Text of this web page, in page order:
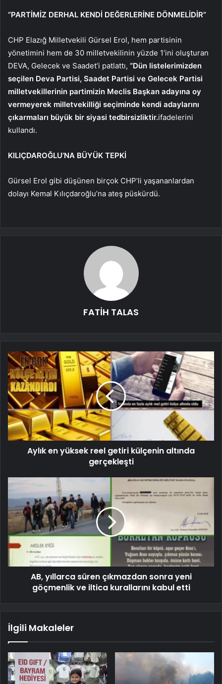
“PARTİMİZ DERHAL KENDİ DEĞERLERİNE DÖNMELİDİR”
CHP Elazığ Milletvekili Gürsel Erol, hem partisinin
yönetimini hem de 30 milletvekilinin yüzde 1’ini oluşturan
DEVA, Gelecek ve Saadet’i patlattı, “Dün listelerimizden
seçilen Deva Partisi, Saadet Partisi ve Gelecek Partisi
milletvekillerinin partimizin Meclis Başkan adayına oy
vermeyerek milletvekilliği seçiminde kendi adaylarını
çıkarmaları büyük bir siyasi tedbirsizliktir.ifadelerini
kullandı.
KILIÇDAROĞLU’NA BÜYÜK TEPKİ
Gürsel Erol gibi düşünen birçok CHP’li yaşananlardan
dolayı Kemal Kılıçdaroğlu’na ateş püskürdü.
FATİH TALAS
Aylık en yüksek reel getiri külçenin altında
gerçekleşti
AB, yıllarca süren çıkmazdan sonra yeni
göçmenlik ve iltica kurallarını kabul etti
İlgili Makaleler